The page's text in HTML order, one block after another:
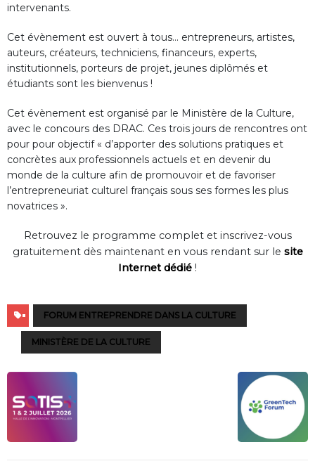
intervenants.
Cet évènement est ouvert à tous... entrepreneurs, artistes,
auteurs, créateurs, techniciens, financeurs, experts,
institutionnels, porteurs de projet, jeunes diplômés et
étudiants sont les bienvenus !
Cet évènement est organisé par le Ministère de la Culture,
avec le concours des DRAC. Ces trois jours de rencontres ont
pour pour objectif « d’apporter des solutions pratiques et
concrètes aux professionnels actuels et en devenir du
monde de la culture afin de promouvoir et de favoriser
l’entrepreneuriat culturel français sous ses formes les plus
novatrices ».
Retrouvez le programme complet et inscrivez-vous
gratuitement dès maintenant en vous rendant sur le site
Internet dédié !
FORUM ENTREPRENDRE DANS LA CULTURE
MINISTÈRE DE LA CULTURE